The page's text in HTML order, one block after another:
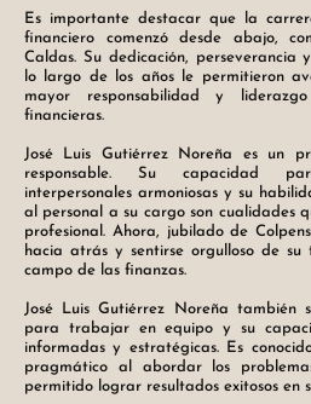
Es importante destacar que la
financiero comenzó desde abajo,
Caldas. Su dedicación, perseverancia
lo largo de los años le permitieron
mayor responsabilidad y
financieras.
José Luis Gutiérrez Noreña es un
responsable. Su capacidad
interpersonales armoniosas y su
al personal a su cargo son cualidades
profesional. Ahora, jubilado de
hacia atrás y sentirse orgulloso de
campo de las finanzas.
José Luis Gutiérrez Noreña también
para trabajar en equipo y su
informadas y estratégicas. Es
pragmático al abordar los
permitido lograr resultados exitosos en